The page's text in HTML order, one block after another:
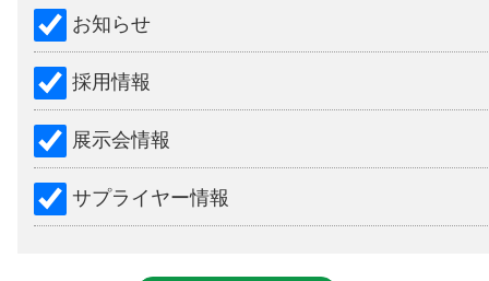
お知らせ
採用情報
展示会情報
サプライヤー情報